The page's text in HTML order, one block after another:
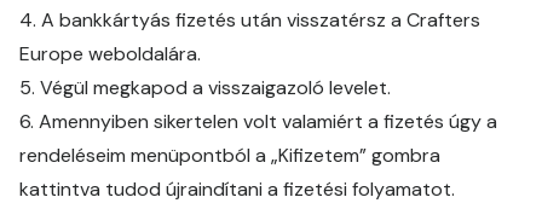
4. A bankkártyás fizetés után visszatérsz a Crafters
Europe weboldalára.
5. Végül megkapod a visszaigazoló levelet.
6. Amennyiben sikertelen volt valamiért a fizetés úgy a
rendeléseim menüpontból a „Kifizetem” gombra
kattintva tudod újraindítani a fizetési folyamatot.